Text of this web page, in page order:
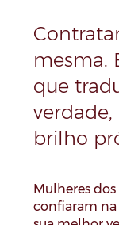
mesma.
que
verdade,
brilho
Mulheres
confiaram na